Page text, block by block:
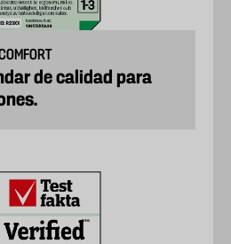
de calidad para